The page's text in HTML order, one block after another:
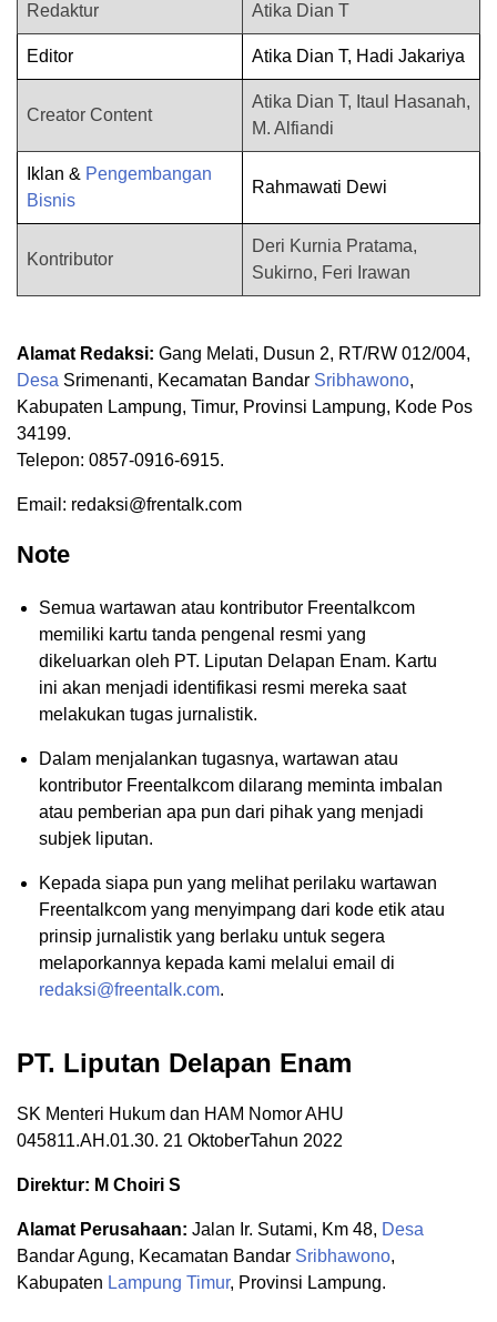
Redaktur Atika Dian T
Editor Atika Dian T, Hadi Jakariya
Creator Content
Atika Dian T, Itaul Hasanah,
M. Alfiandi
Iklan & Pengembangan
Bisnis
Rahmawati Dewi
Kontributor
Deri Kurnia Pratama,
Sukirno, Feri Irawan
Alamat Redaksi: Gang Melati, Dusun 2, RT/RW 012/004,
Desa Srimenanti, Kecamatan Bandar Sribhawono,
Kabupaten Lampung, Timur, Provinsi Lampung, Kode Pos
34199.
Telepon: 0857-0916-6915.
Email: redaksi@frentalk.com
Note
Semua wartawan atau kontributor Freentalkcom
memiliki kartu tanda pengenal resmi yang
dikeluarkan oleh PT. Liputan Delapan Enam. Kartu
ini akan menjadi identifikasi resmi mereka saat
melakukan tugas jurnalistik.
Dalam menjalankan tugasnya, wartawan atau
kontributor Freentalkcom dilarang meminta imbalan
atau pemberian apa pun dari pihak yang menjadi
subjek liputan.
Kepada siapa pun yang melihat perilaku wartawan
Freentalkcom yang menyimpang dari kode etik atau
prinsip jurnalistik yang berlaku untuk segera
melaporkannya kepada kami melalui email di
redaksi@freentalk.com.
PT. Liputan Delapan Enam
SK Menteri Hukum dan HAM Nomor AHU
045811.AH.01.30. 21 OktoberTahun 2022
Direktur: M Choiri S
Alamat Perusahaan: Jalan Ir. Sutami, Km 48, Desa
Bandar Agung, Kecamatan Bandar Sribhawono,
Kabupaten Lampung Timur, Provinsi Lampung.